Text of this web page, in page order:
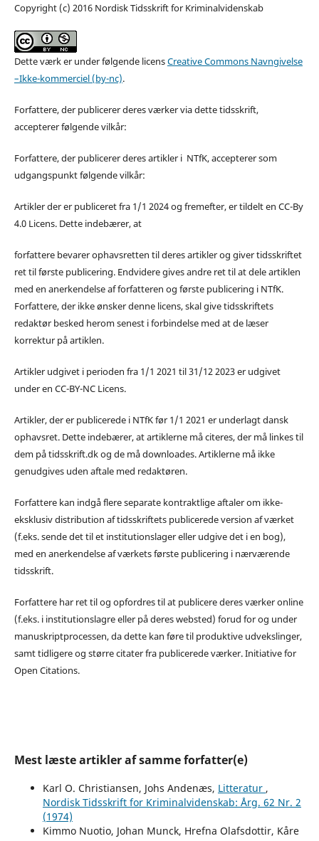
Copyright (c) 2016 Nordisk Tidsskrift for Kriminalvidenskab
Dette værk er under følgende licensCreative Commons Navngivelse
–Ikke-kommerciel (by-nc).
Forfattere, der publicerer deres værker via dette tidsskrift,
accepterer følgende vilkår:
Forfattere, der publicerer deres artikler i NTfK, accepterer som
udgangspunkt følgende vilkår:
Artikler der er publiceret fra 1/1 2024 og fremefter, er tildelt en CC-By
4.0 Licens. Dette indebærer, at
forfattere bevarer ophavsretten til deres artikler og giver tidsskriftet
ret til første publicering. Endvidere gives andre ret til at dele artiklen
med en anerkendelse af forfatteren og første publicering i NTfK.
Forfattere, der ikke ønsker denne licens, skal give tidsskriftets
redaktør besked herom senest i forbindelse med at de læser
korrektur på artiklen.
Artikler udgivet i perioden fra 1/1 2021 til 31/12 2023 er udgivet
under en CC-BY-NC Licens.
Artikler, der er publicerede i NTfK før 1/1 2021 er underlagt dansk
ophavsret. Dette indebærer, at artiklerne må citeres, der må linkes til
dem på tidsskrift.dk og de må downloades. Artiklerne må ikke
genudgives uden aftale med redaktøren.
Forfattere kan indgå flere separate kontraktlige aftaler om ikke-
eksklusiv distribution af tidsskriftets publicerede version af værket
(f.eks. sende det til et institutionslager eller udgive det i en bog),
med en anerkendelse af værkets første publicering i nærværende
tidsskrift.
Forfattere har ret til og opfordres til at publicere deres værker online
(f.eks. i institutionslagre eller på deres websted) forud for og under
manuskriptprocessen, da dette kan føre til produktive udvekslinger,
samt tidligere og større citater fra publicerede værker. Initiative for
Open Citations.
Mest læste artikler af samme forfatter(e)
Karl O. Christiansen, Johs Andenæs, Litteratur ,
Nordisk Tidsskrift for Kriminalvidenskab: Årg. 62 Nr. 2
(1974)
Kimmo Nuotio, Johan Munck, Hrefna Olafsdottir, Kåre